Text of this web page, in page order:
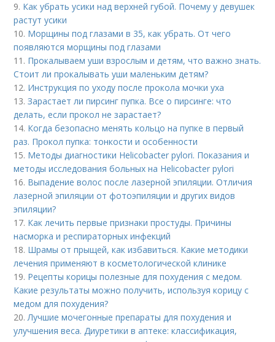
9. Как убрать усики над верхней губой. Почему у девушек
растут усики
10. Морщины под глазами в 35, как убрать. От чего
появляются морщины под глазами
11. Прокалываем уши взрослым и детям, что важно знать.
Стоит ли прокалывать уши маленьким детям?
12. Инструкция по уходу после прокола мочки уха
13.Зарастает ли пирсинг пупка. Все о пирсинге: что
делать, если прокол не зарастает?
14. Когда безопасно менять кольцо на пупке в первый
раз. Прокол пупка: тонкости и особенности
15. Методы диагностики Helicobacter pylori. Показания и
методы исследования больных на Helicobacter pylori
16. Выпадение волос после лазерной эпиляции. Отличия
лазерной эпиляции от фотоэпиляции и других видов
эпиляции?
17. Как лечить первые признаки простуды. Причины
насморка и респираторных инфекций
18. Шрамы от прыщей, как избавиться. Какие методики
лечения применяют в косметологической клинике
19. Рецепты корицы полезные для похудения с медом.
Какие результаты можно получить, используя корицу с
медом для похудения?
20.Лучшие мочегонные препараты для похудения и
улучшения веса. Диуретики в аптеке: классификация,